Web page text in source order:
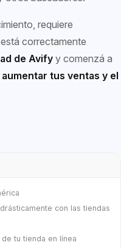
requiere
correctamente
de Avify y comenzá a
tus ventas y el
con las tiendas
tu tienda en línea